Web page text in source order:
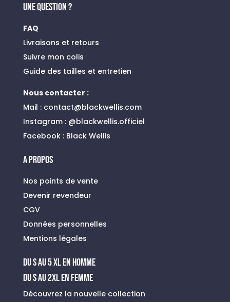
UNE QUESTION ?
FAQ
Livraisons et retours
Suivre mon colis
Guide des tailles et entretien
Nous contacter :
Mail : contact@blackwellis.com
Instagram :@blackwellis.officiel
Facebook : Black Wellis
A PROPOS
Nos points de vente
Devenir revendeur
CGV
Données personnelles
Mentions légales
du s au 5 xl en homme
Du S au 2XL en FEMME
Découvrez la nouvelle collection